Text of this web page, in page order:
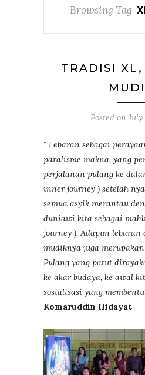
Browsing Tag
TRADISI XL,
Posted on July
“ Lebaran sebagai
paralisme makna, yang
perjalanan pulang ke
inner journey ) setelah
semua asyik merantau
duniawi kita sebagai
journey ). Adapun
mudiknya juga
Pulang yang patut
ke akar budaya, ke awal
sosialisasi yang
Komaruddin Hidayat